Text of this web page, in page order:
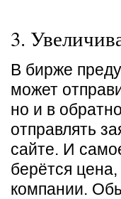
3.
В бирже
может
но и в
отправлять
сайте. И
берётся
компании.